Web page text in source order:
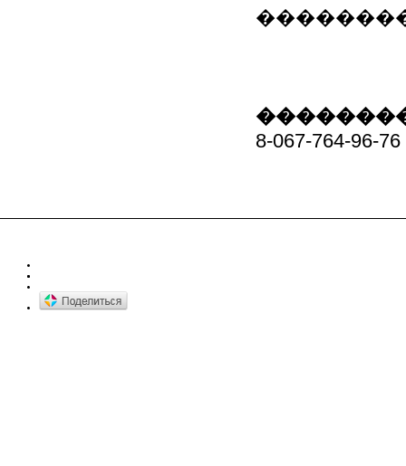
8-067-764-96-